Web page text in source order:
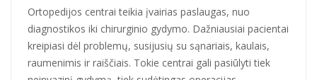
Ortopedijos centrai teikia įvairias paslaugas, nuo
diagnostikos iki chirurginio gydymo. Dažniausiai pacientai
kreipiasi dėl problemų, susijusių su sąnariais, kaulais,
raumenimis ir raiščiais. Tokie centrai gali pasiūlyti tiek